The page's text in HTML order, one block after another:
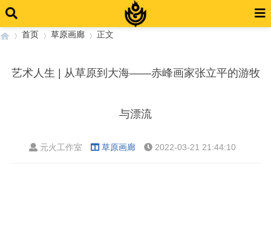
首页 草原画廊 正文
艺术人生 | 从草原到大海——赤峰画家张立平的游牧
与漂流
元火工作室 草原画廊 2022-03-21 21:44:10